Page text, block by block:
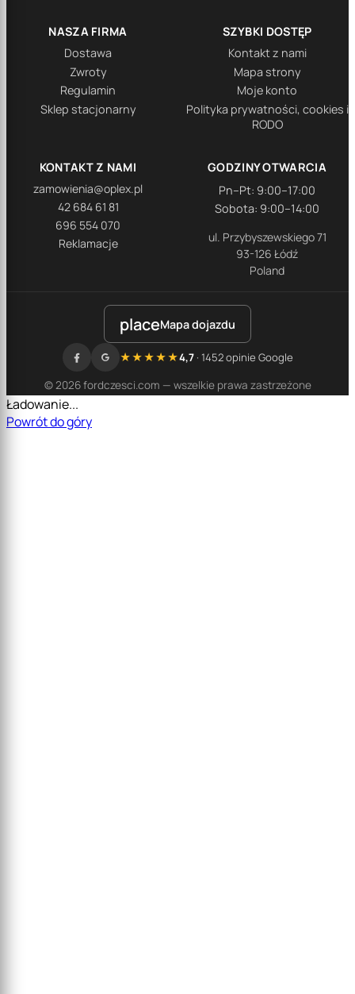
NASZA FIRMA
Dostawa
Zwroty
Regulamin
Sklep stacjonarny
SZYBKI DOSTĘP
Kontakt z nami
Mapa strony
Moje konto
Polityka prywatności, cookies i
RODO
KONTAKT Z NAMI
zamowienia@oplex.pl
42 684 61 81
696 554 070
Reklamacje
GODZINY OTWARCIA
Pn–Pt: 9:00–17:00
Sobota: 9:00–14:00
ul. Przybyszewskiego 71
93-126 Łódź
Poland
placeMapa dojazdu
© 2026 fordczesci.com — wszelkie prawa zastrzeżone
★★★★★4,7· 1452 opinie Google
Ładowanie...
Powrót do góry